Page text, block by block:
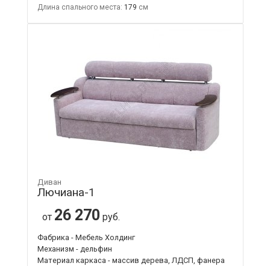
Длина спального места: 179
Диван
Лючиана-1
от 26 270 руб.
Фабрика - Мебель Холдинг
Механизм - дельфин
Материал каркаса - массив дерева, ЛДСП, фанера